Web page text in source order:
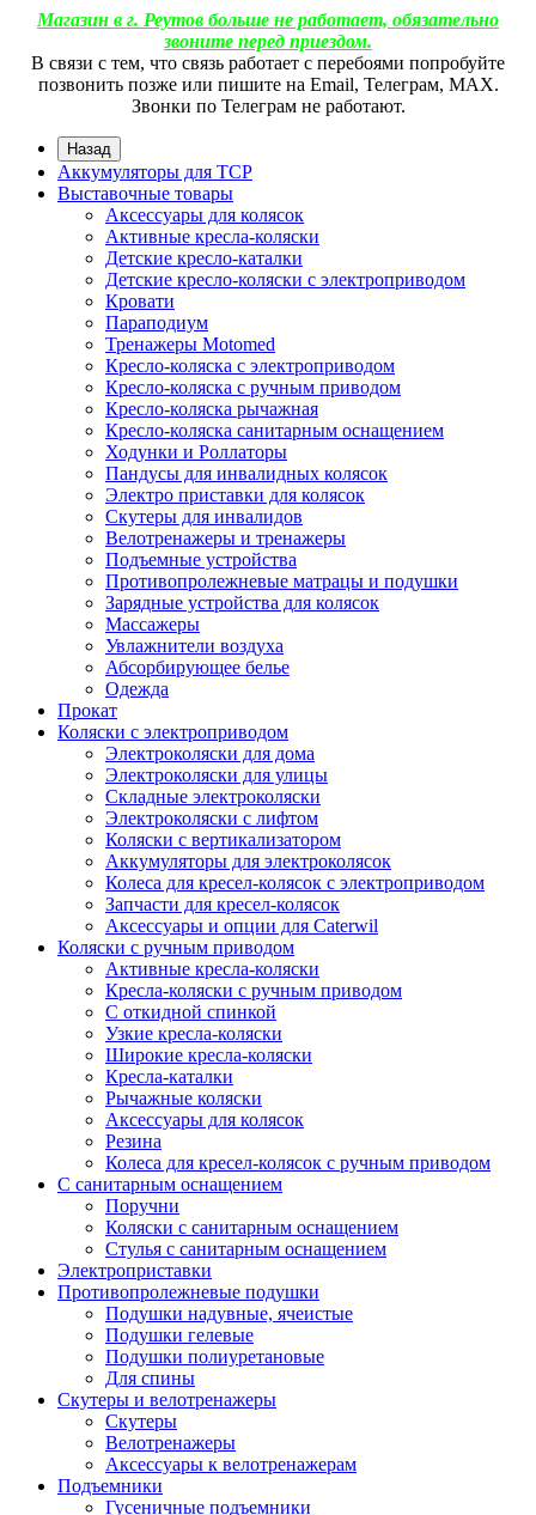
Магазин в г. Реутов больше не работает, обязательно
звоните перед приездом.
В связи с тем, что связь работает с перебоями попробуйте
позвонить позже или пишите на Email, Телеграм, МАХ.
Звонки по Телеграм не работают.
Назад
Аккумуляторы для ТСР
Выставочные товары
Аксессуары для колясок
Активные кресла-коляски
Детские кресло-каталки
Детские кресло-коляски с электроприводом
Кровати
Параподиум
Тренажеры Motomed
Кресло-коляска с электроприводом
Кресло-коляска с ручным приводом
Кресло-коляска рычажная
Кресло-коляска санитарным оснащением
Ходунки и Роллаторы
Пандусы для инвалидных колясок
Электро приставки для колясок
Скутеры для инвалидов
Велотренажеры и тренажеры
Подъемные устройства
Противопролежневые матрацы и подушки
Зарядные устройства для колясок
Массажеры
Увлажнители воздуха
Абсорбирующее белье
Одежда
Прокат
Коляски с электроприводом
Электроколяски для дома
Электроколяски для улицы
Складные электроколяски
Электроколяски с лифтом
Коляски с вертикализатором
Аккумуляторы для электроколясок
Колеса для кресел-колясок с электроприводом
Запчасти для кресел-колясок
Аксессуары и опции для Caterwil
Коляски с ручным приводом
Активные кресла-коляски
Кресла-коляски с ручным приводом
С откидной спинкой
Узкие кресла-коляски
Широкие кресла-коляски
Кресла-каталки
Рычажные коляски
Аксессуары для колясок
Резина
Колеса для кресел-колясок с ручным приводом
С санитарным оснащением
Поручни
Коляски с санитарным оснащением
Стулья с санитарным оснащением
Электроприставки
Противопролежневые подушки
Подушки надувные, ячеистые
Подушки гелевые
Подушки полиуретановые
Для спины
Скутеры и велотренажеры
Скутеры
Велотренажеры
Аксессуары к велотренажерам
Подъемники
Гусеничные подъемники